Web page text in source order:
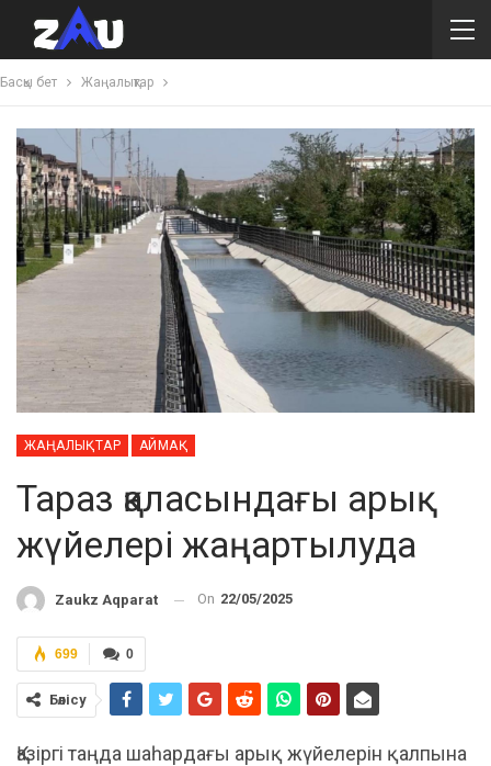
Басқы бет Жаңалықтар
ЖАҢАЛЫҚТАР АЙМАҚ
Тараз қаласындағы арық
жүйелері жаңартылуда
Zaukz Aqparat On 22/05/2025
0
699
Бөлісу
Қазіргі таңда шаһардағы арық жүйелерін қалпына